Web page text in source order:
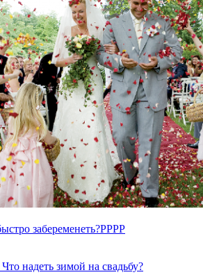
забеременеть?PPPP
надеть зимой на свадьбу?